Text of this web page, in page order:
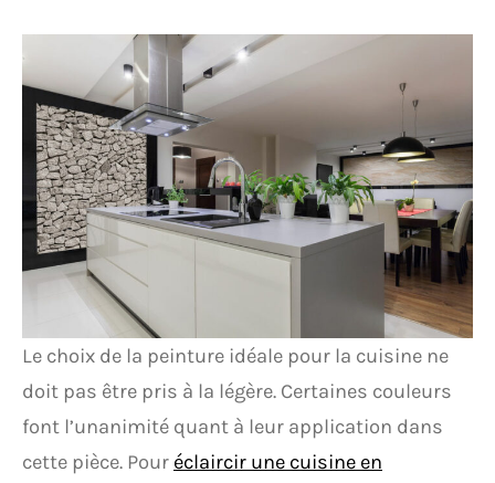
Le choix de la peinture idéale pour la cuisine ne
doit pas être pris à la légère. Certaines couleurs
font l’unanimité quant à leur application dans
cette pièce. Pour éclaircir une cuisine en